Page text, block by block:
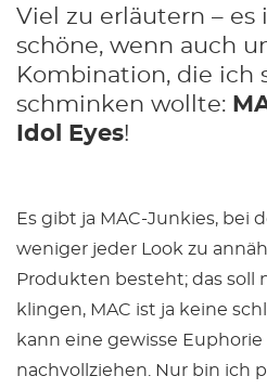
Viel zu erläutern – es
schöne, wenn auch
Kombination, die ich
schminken wollte:
Idol Eyes!
Es gibt ja MAC-Junkies, bei
weniger jeder Look zu
Produkten besteht; das soll
klingen, MAC ist ja keine
kann eine gewisse
nachvollziehen. Nur bin ich